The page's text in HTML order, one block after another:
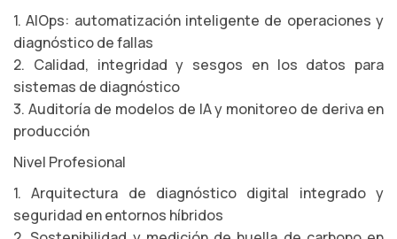
1. AIOps: automatización inteligente de operaciones y
diagnóstico de fallas
2. Calidad, integridad y sesgos en los datos para
sistemas de diagnóstico
3. Auditoría de modelos de IA y monitoreo de deriva en
producción
Nivel Profesional
1. Arquitectura de diagnóstico digital integrado y
seguridad en entornos híbridos